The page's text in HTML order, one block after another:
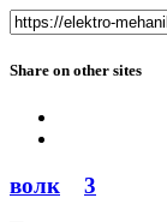
Share on other sites
волк 3